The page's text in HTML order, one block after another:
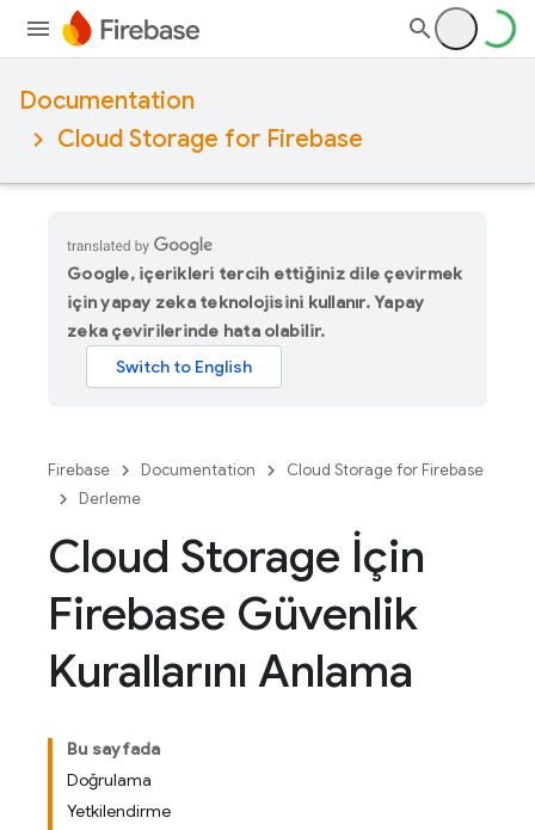
Documentation
Cloud Storage for Firebase
Google, içerikleri tercih ettiğiniz dile çevirmek
için yapay zeka teknolojisini kullanır. Yapay
zeka çevirilerinde hata olabilir.
Firebase Documentation
Cloud Storage for Firebase
Derleme
Cloud Storage İçin
Firebase Güvenlik
Kurallarını Anlama
Bu sayfada
Doğrulama
Yetkilendirme